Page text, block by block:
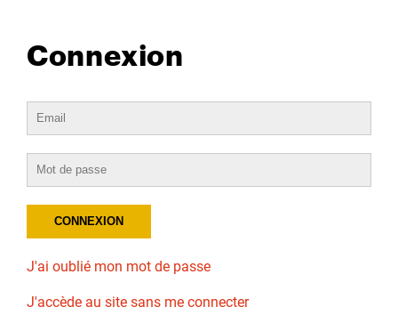
Connexion
J'ai oublié mon mot de passe
J'accède au site sans me connecter